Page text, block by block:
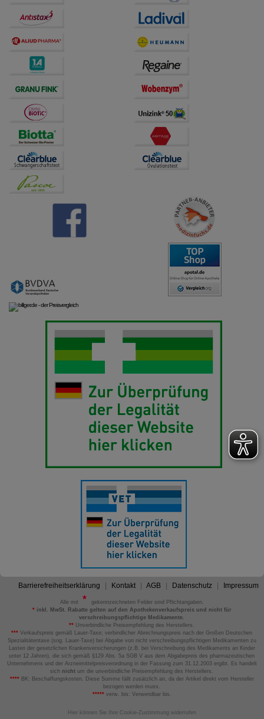
Barrierefreiheitserklärung Kontakt AGB Datenschutz Impressum
Alle mit
gekennzeichneten Felder sind Pflichtangaben.
*inkl. MwSt. Rabatte gelten auf den Apothekenverkaufspreis und nicht für
verschreibungspflichtige Medikamente.
** Unverbindliche Preisempfehlung des Herstellers.
*** Verkaufspreis gemäß Lauer-Taxe; verbindlicher Abrechnungspreis nach der Großen Deutschen
Spezialitätentaxe (sog. Lauer-Taxe) bei Abgabe von nicht verschreibungspflichtigen Medikamenten zu
Lasten der gesetzlichen Krankenversicherungen (z.B. bei Verschreibung des Medikaments an Kinder
unter 12 Jahren), die sich gemäß §129 Abs. 5a SGB V aus dem Abgabepreis des pharmazeutischen
Unternehmens und der Arzneimittelpreisverordnung in der Fassung zum 31.12.2003 ergibt. Es handelt
sich nicht um die unverbindliche Preisempfehlung des Herstellers.
****BK: Beschaffungskosten. Diese Summe fällt zusätzlich an, da der Artikel direkt vom Hersteller
bezogen werden muss.
*****verw. bis: Verwendbar bis.
Hier können Sie Ihre Cookie-Zustimmung widerrufen